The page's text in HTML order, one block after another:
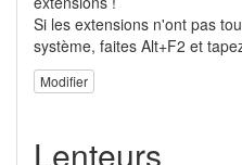
Si les extensions n'ont pas
système, faites Alt+F2 et
Modifier
Lenteurs